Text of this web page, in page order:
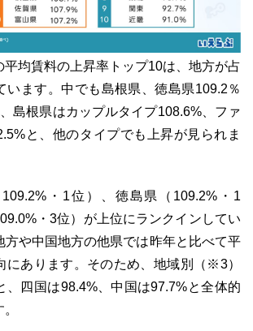
平均賃料の上昇率トップ10は、地方が占
います。中でも島根県、徳島県109.2％
島根県はカップルタイプ108.6%、ファ
と、他のタイプでも上昇が見られま
・1位）、徳島県（109.2%・1
・3位）が上位にランクインしてい
方や中国地方の他県では昨年と比べて平
にあります。そのため、地域別（※3）
、四国は98.4%、中国は97.7%と全体的